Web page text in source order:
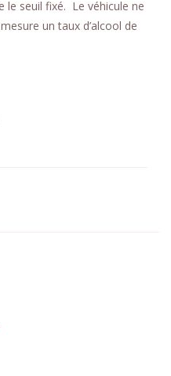
le seuil fixé. Le véhicule ne
un taux d’alcool de